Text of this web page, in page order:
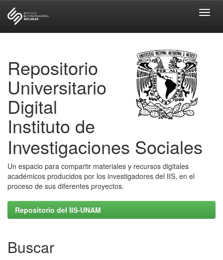
Repositorio
Universitario
Digital
Instituto de
Investigaciones Sociales
Un espacio para compartir materiales y recursos digitales
académicos producidos por los investigadores del IIS, en el
proceso de sus diferentes proyectos.
Repositorio del IIS-UNAM
Buscar